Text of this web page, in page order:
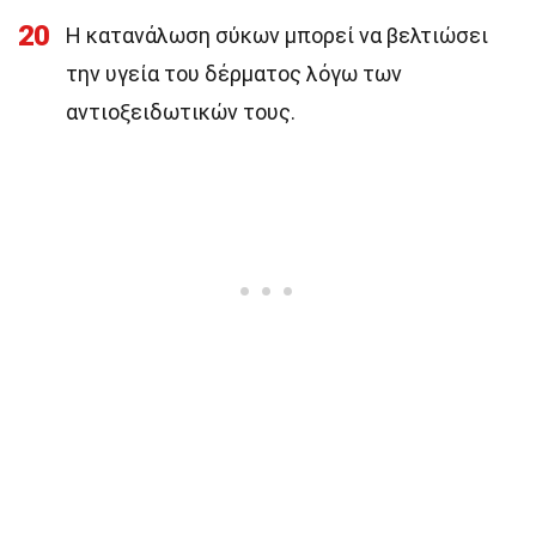
20
Η κατανάλωση σύκων μπορεί να βελτιώσει
την υγεία του δέρματος λόγω των
αντιοξειδωτικών τους.